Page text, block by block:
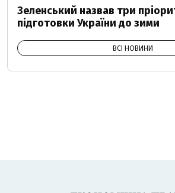
Зеленський назвав три
підготовки України до зими
ВСІ НОВИНИ